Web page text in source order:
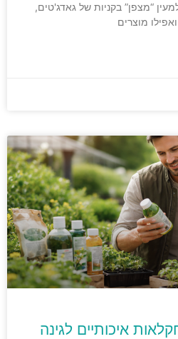
“מצפן” בקניות של גאדג'טים,
מוצרים
איכותיים לגינה